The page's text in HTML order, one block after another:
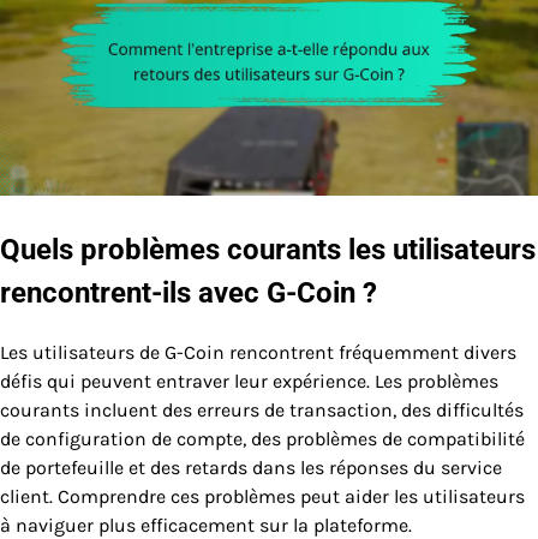
Quels problèmes courants les utilisateurs
rencontrent-ils avec G-Coin ?
Les utilisateurs de G-Coin rencontrent fréquemment divers
défis qui peuvent entraver leur expérience. Les problèmes
courants incluent des erreurs de transaction, des difficultés
de configuration de compte, des problèmes de compatibilité
de portefeuille et des retards dans les réponses du service
client. Comprendre ces problèmes peut aider les utilisateurs
à naviguer plus efficacement sur la plateforme.